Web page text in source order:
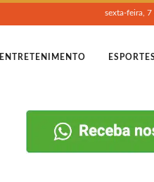
sexta-feira,
ENTRETENIMENTO ESPORTES